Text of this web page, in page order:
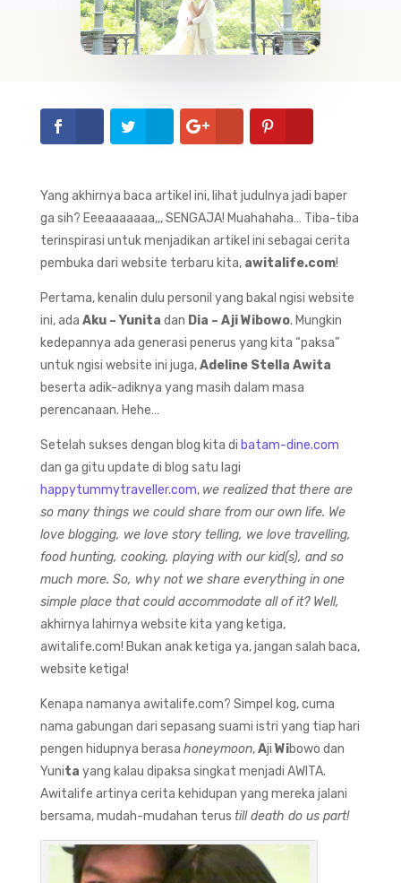
Yang akhirnya baca artikel ini, lihat judulnya jadi baper
ga sih? Eeeaaaaaaa,,, SENGAJA! Muahahaha… Tiba-tiba
terinspirasi untuk menjadikan artikel ini sebagai cerita
pembuka dari website terbaru kita, awitalife.com!
Pertama, kenalin dulu personil yang bakal ngisi website
ini, ada Aku – Yunita dan Dia – Aji Wibowo. Mungkin
kedepannya ada generasi penerus yang kita “paksa”
untuk ngisi website ini juga,Adeline Stella Awita
beserta adik-adiknya yang masih dalam masa
perencanaan. Hehe…
Setelah sukses dengan blog kita di batam-dine.com
dan ga gitu update di blog satu lagi
happytummytraveller.com, we realized that there are
so many things we could share from our own life. We
love blogging, we love story telling, we love travelling,
food hunting, cooking, playing with our kid(s), and so
much more. So, why not we share everything in one
simple place that could accommodate all of it? Well,
akhirnya lahirnya website kita yang ketiga,
awitalife.com! Bukan anak ketiga ya, jangan salah baca,
website ketiga!
Kenapa namanya awitalife.com? Simpel kog, cuma
nama gabungan dari sepasang suami istri yang tiap hari
pengen hidupnya berasa honeymoon,Aji Wibowo dan
Yunita yang kalau dipaksa singkat menjadi AWITA.
Awitalife artinya cerita kehidupan yang mereka jalani
bersama, mudah-mudahan terus till death do us part!